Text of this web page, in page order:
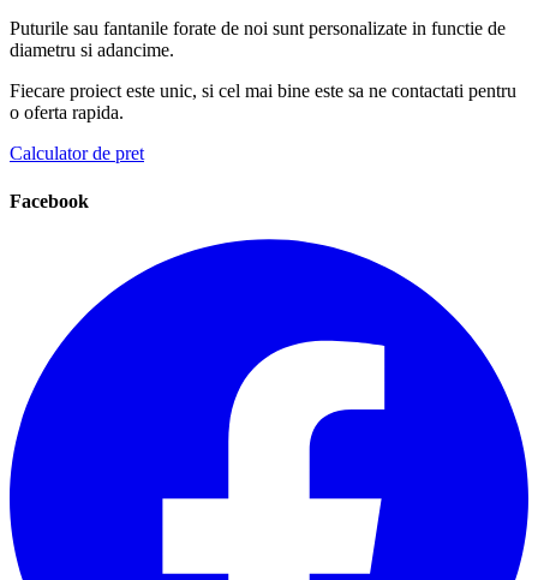
Puturile sau fantanile forate de noi sunt personalizate in functie de
diametru si adancime.
Fiecare proiect este unic, si cel mai bine este sa ne contactati pentru
o oferta rapida.
Calculator de pret
Facebook